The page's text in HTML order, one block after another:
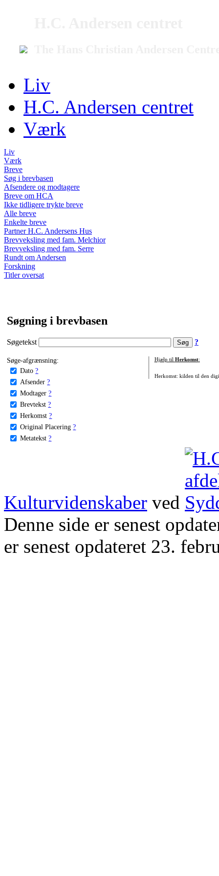
Liv
H.C. Andersen centret
Værk
Liv
Værk
Breve
Søg i brevbasen
Afsendere og modtagere
Breve om HCA
Ikke tidligere trykte breve
Alle breve
Enkelte breve
Partner H.C. Andersens Hus
Brevveksling med fam. Melchior
Brevveksling med fam. Serre
Rundt om Andersen
Forskning
Titler oversat
Søgning i brevbasen
Søgetekst ?
Søge-afgrænsning:
Dato ?
Afsender ?
Modtager ?
Brevtekst ?
Herkomst ?
Original Placering ?
Metatekst ?
Hjælp til Herkomst:
Herkomst: kilden til den
Kulturvidenskaber ved
Denne side er senest
er senest opdateret 23.